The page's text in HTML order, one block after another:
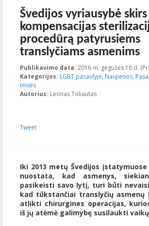
Švedijos vyriausybė skirs
kompensacijas
procedūrą patyrusiems
translyčiams asmenims
Publikavimo data: 2016 m. gegužės 16 d.
Kategorijos: LGBT pasaulyje, Naujienos,
teisės
Autorius: Leonas Toliautas
Tweet
Iki 2013 metų Švedijos
nuostata, kad asmenys,
pasikeisti savo lytį, turi būti
kad tūkstančiai translyčių asmenų
atlikti chirurgines operacijas,
iš jų atėmė galimybę susilaukti